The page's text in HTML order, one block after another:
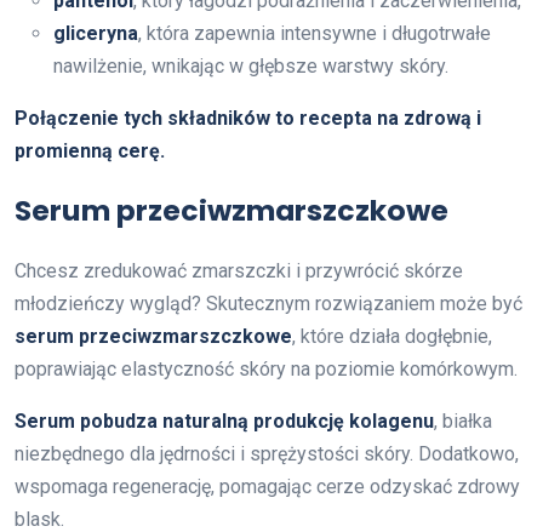
gliceryna, która zapewnia intensywne i długotrwałe
nawilżenie, wnikając w głębsze warstwy skóry.
Połączenie tych składników to recepta na zdrową i
promienną cerę.
Serum przeciwzmarszczkowe
Chcesz zredukować zmarszczki i przywrócić skórze
młodzieńczy wygląd? Skutecznym rozwiązaniem może być
serum przeciwzmarszczkowe, które działa dogłębnie,
poprawiając elastyczność skóry na poziomie komórkowym.
Serum pobudza naturalną produkcję kolagenu, białka
niezbędnego dla jędrności i sprężystości skóry. Dodatkowo,
wspomaga regenerację, pomagając cerze odzyskać zdrowy
blask.